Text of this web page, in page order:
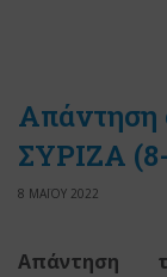
Απάντηση
ΣΥΡΙΖΑ
8 ΜΑΪΟΥ 2022
Απάντηση